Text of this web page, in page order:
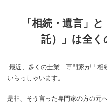
「相続・遺言」
託）」は全く
最近、多くの士業、専門家が「
いらっしゃいます。
是非、そう言った専門家の方の元